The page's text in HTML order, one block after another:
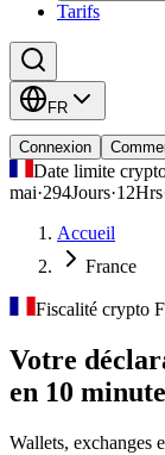
Tarifs
FR
Connexion
Date limite
mai·294Jours·12Hrs
Accueil
France
Fiscalité crypto
Votre
en 10
Wallets, exchanges